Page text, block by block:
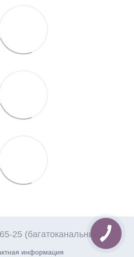
25 (багатоканальний)
информация